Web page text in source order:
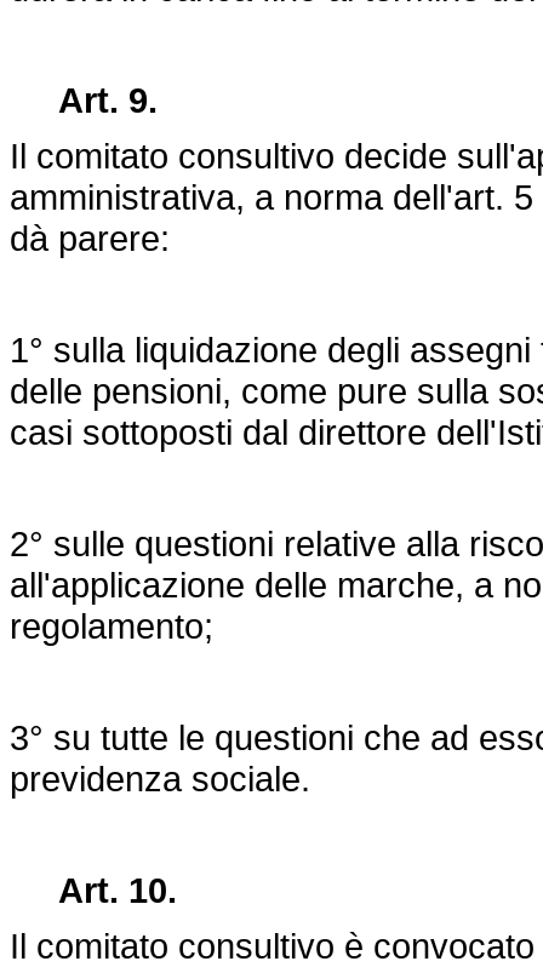
Art. 9.
Il comitato consultivo decide
amministrativa, a norma dell'art.
dà parere:
1° sulla liquidazione degli
delle pensioni, come pure sulla
casi sottoposti dal direttore
2° sulle questioni relative alla
all'applicazione delle marche, a
regolamento;
3° su tutte le questioni che ad
previdenza sociale.
Art. 10.
Il comitato consultivo è